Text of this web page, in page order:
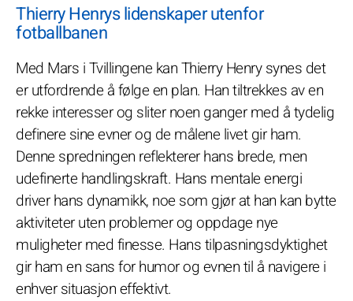
Thierry Henrys lidenskaper utenfor
fotballbanen
Med Mars i Tvillingene kan Thierry Henry synes det
er utfordrende å følge en plan. Han tiltrekkes av en
rekke interesser og sliter noen ganger med å tydelig
definere sine evner og de målene livet gir ham.
Denne spredningen reflekterer hans brede, men
udefinerte handlingskraft. Hans mentale energi
driver hans dynamikk, noe som gjør at han kan bytte
aktiviteter uten problemer og oppdage nye
muligheter med finesse. Hans tilpasningsdyktighet
gir ham en sans for humor og evnen til å navigere i
enhver situasjon effektivt.